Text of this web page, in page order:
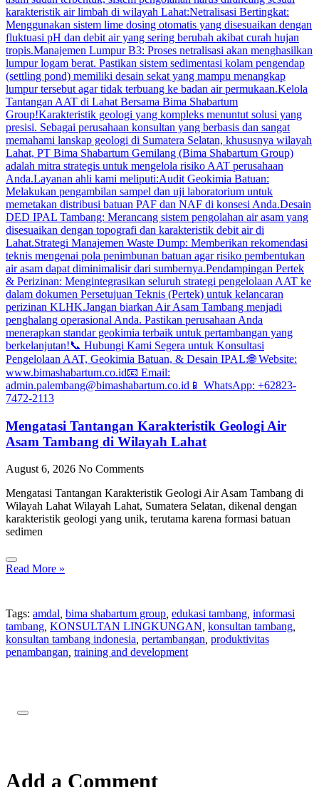
Mengatasi Tantangan Karakteristik Geologi Air
Asam Tambang di Wilayah Lahat
August 6, 2026 No Comments
Mengatasi Tantangan Karakteristik Geologi Air Asam Tambang di
Wilayah Lahat Wilayah Lahat, Sumatera Selatan, dikenal dengan
karakteristik geologi yang unik, terutama karena formasi batuan
sedimen
Read More »
Tags: amdal, bima shabartum group, edukasi tambang, informasi
tambang, KONSULTAN LINGKUNGAN, konsultan tambang,
konsultan tambang indonesia, pertambangan, produktivitas
penambangan, training and development
Add a Comment